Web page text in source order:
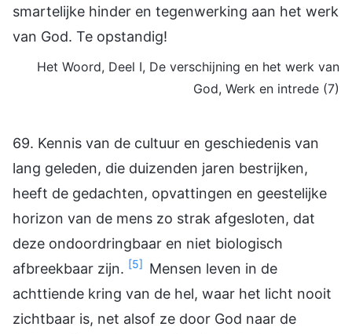
smartelijke hinder en tegenwerking aan het werk
van God. Te opstandig!
Het Woord, Deel I, De verschijning en het werk van
God, Werk en intrede (7)
69. Kennis van de cultuur en geschiedenis van
lang geleden, die duizenden jaren bestrijken,
heeft de gedachten, opvattingen en geestelijke
horizon van de mens zo strak afgesloten, dat
deze ondoordringbaar en niet biologisch
afbreekbaar zijn. [5] Mensen leven in de
achttiende kring van de hel, waar het licht nooit
zichtbaar is, net alsof ze door God naar de